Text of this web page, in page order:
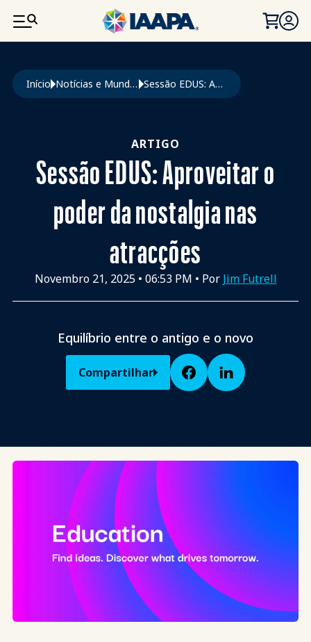
PASSAR PARA O CONTEÚDO PRINCIPAL
Navegação estrutural
Início Notícias e Mundo Da Diversão Sessão EDUS: Aproveitar o Poder Da Nostalgia Nas Atracções
ARTIGO
Sessão EDUS: Aproveitar o
poder da nostalgia nas
atracções
Novembro 21, 2025• 06:53 PM • Por Jim Futrell
Equilíbrio entre o antigo e o novo
Compartilhar